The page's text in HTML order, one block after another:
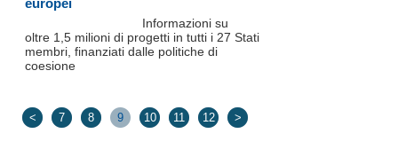
europei
Informazioni su
oltre 1,5 milioni di progetti in tutti i 27 Stati
membri, finanziati dalle politiche di
coesione
< 7 8 9 10 11 12 >